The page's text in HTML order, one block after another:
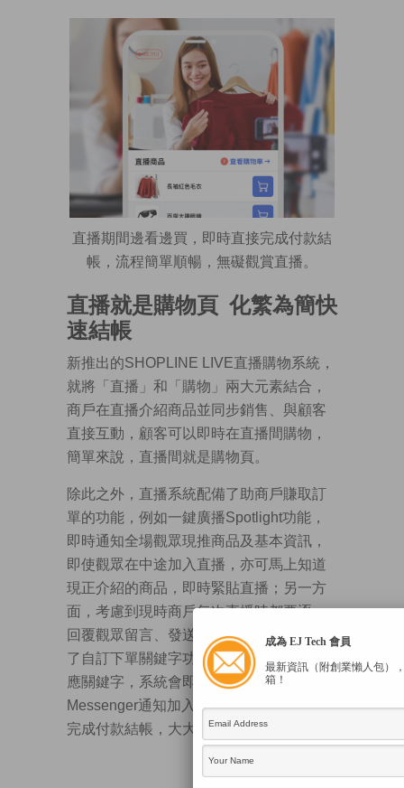
直播期間邊看邊買，即時直接完成付款結
帳，流程簡單順暢，無礙觀賞直播。
直播就是購物頁 化繁為簡快
速結帳
新推出的SHOPLINE LIVE直播購物系統，
就將「直播」和「購物」兩大元素結合，
商戶在直播介紹商品並同步銷售、與顧客
直接互動，顧客可以即時在直播間購物，
簡單來說，直播間就是購物頁。
除此之外，直播系統配備了助商戶賺取訂
單的功能，例如一鍵廣播Spotlight功能，
即時通知全場觀眾現推商品及基本資訊，
即使觀眾在中途加入直播，亦可馬上知道
現正介紹的商品，即時緊貼直播；另一方
面，考慮到現時商戶每次直播時都要逐一
回覆觀眾留言、發送商品連結，系統加入
了自訂下單關鍵字功能，顧客只需輸入相
應關鍵字，系統會即時透過Facebook
Messenger通知加入購物車，讓顧客直接
完成付款結帳，大大省卻商戶處理時間。
成為 EJ Tech 會員
最新資訊（附創業懶人包）
箱！